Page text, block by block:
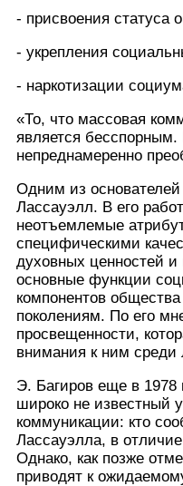
- присвоения
- укрепления
- наркотизации
«То, что массовая
является
непреднамеренно
Одним из основателей
Лассауэлл. В его
неотъемлемые
специфическими
духовных ценностей и
основные функции
компонентов
поколениям. По его
просвещенности,
внимания к ним
Э. Багиров еще в 1978
широко не известный
коммуникации: кто
Лассауэлла, в
Однако, как позже
приводят к